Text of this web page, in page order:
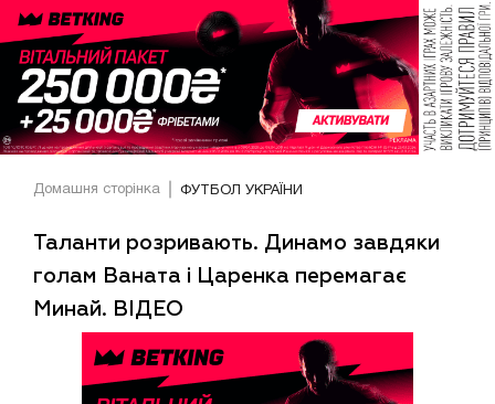
Домашня сторінка ФУТБОЛ УКРАЇНИ
Таланти розривають. Динамо завдяки
голам Ваната і Царенка перемагає
Минай. ВІДЕО